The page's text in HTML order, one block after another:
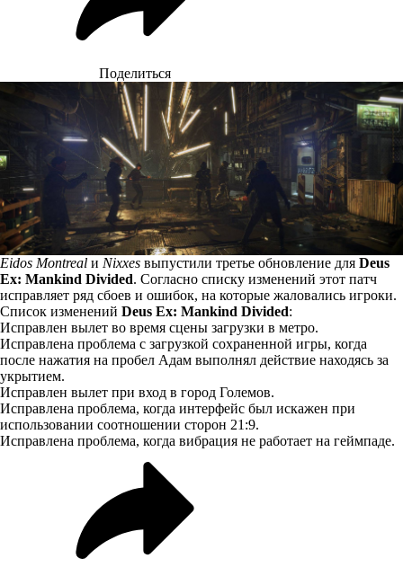
Поделиться
Eidos Montreal и Nixxes выпустили третье обновление для Deus
Ex: Mankind Divided. Согласно списку изменений этот патч
исправляет ряд сбоев и ошибок, на которые жаловались игроки.
Список изменений Deus Ex: Mankind Divided:
Исправлен вылет во время сцены загрузки в метро.
Исправлена проблема с загрузкой сохраненной игры, когда
после нажатия на пробел Адам выполнял действие находясь за
укрытием.
Исправлен вылет при вход в город Големов.
Исправлена проблема, когда интерфейс был искажен при
использовании соотношении сторон 21:9.
Исправлена проблема, когда вибрация не работает на геймпаде.